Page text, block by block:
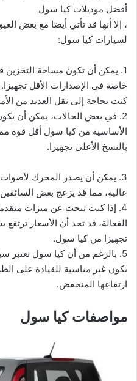
أفضل موديلات كيا سول
، إلا أنها قد تأتي أيضا مع بعض
لسيارات كيا سول:
1. يمكن أن تكون مساحة
خاصة في الإصدارات الأقل
كنت بحاجة إلى نقل العديد من
2. في بعض الحالات، يمكن أن
الأساسية من كيا سول أقل قوة
بالنسخ الأعلى تجهيزا.
3. يمكن أن يصدر المحرك
عالية، مما قد يزعج بعض
4. إذا كنت تبحث عن ميزات
الفعالة، قد تجد أن الأسعار
تجهيزا من كيا سول.
5. بالرغم من أن كيا سول تعتبر
تكون غير مناسبة للقيادة على
ارتفاعها المنخفض.
مواصفات كيا سول